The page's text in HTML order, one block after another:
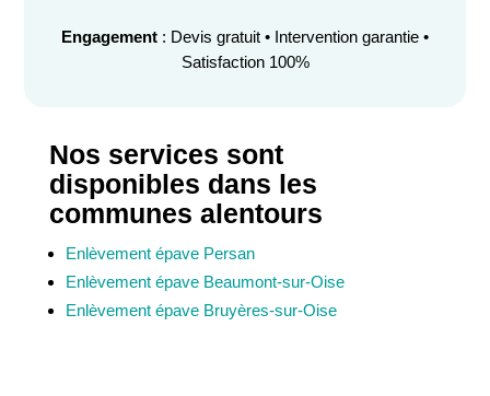
Engagement : Devis gratuit • Intervention garantie •
Satisfaction 100%
Nos services sont
disponibles dans les
communes alentours
Enlèvement épave Persan
Enlèvement épave Beaumont-sur-Oise
Enlèvement épave Bruyères-sur-Oise